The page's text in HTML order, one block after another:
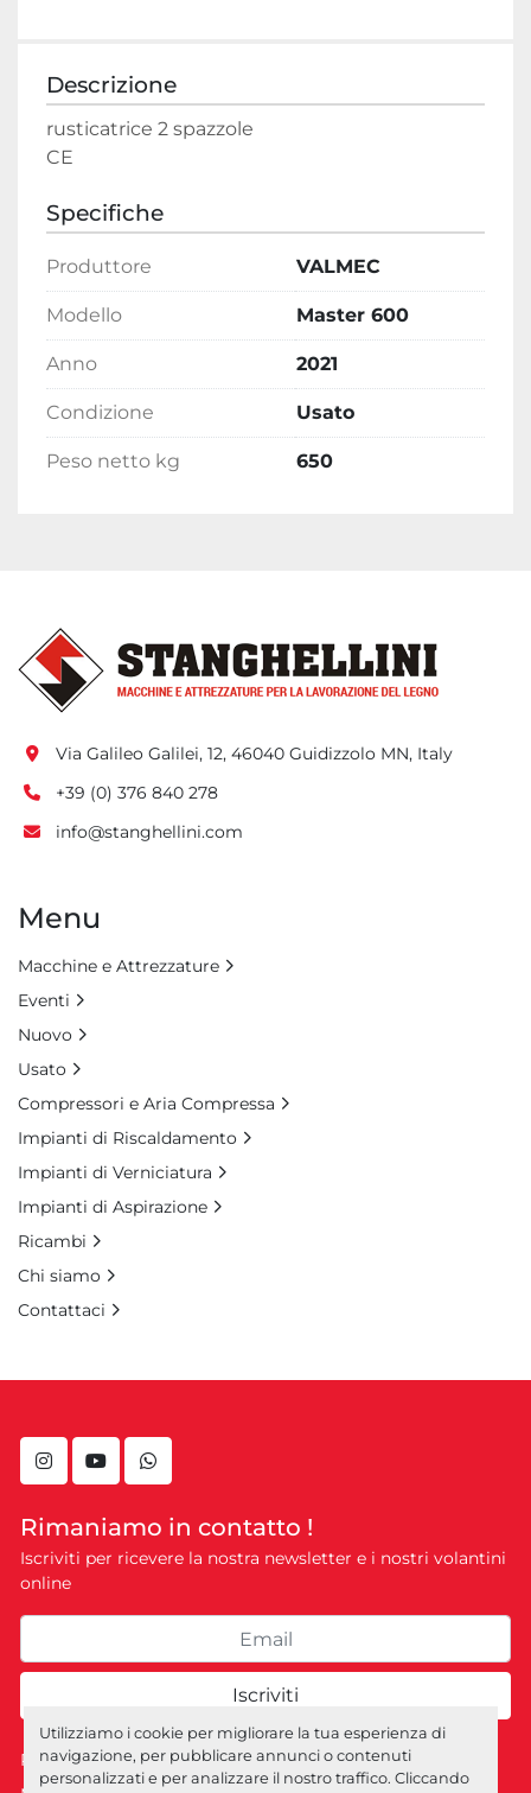
Utilizziamo i cookie per migliorare la tua esperienza di
navigazione, per pubblicare annunci o contenuti
personalizzati e per analizzare il nostro traffico. Cliccando
Descrizione
rusticatrice 2 spazzole
CE
Specifiche
Produttore VALMEC
Modello Master 600
Anno 2021
Condizione Usato
Peso netto kg 650
instagramyoutubewhatsapp
Rimaniamo in contatto !
Iscriviti per ricevere la nostra newsletter e i nostri volantini
online
Iscriviti
Personalizza le preferenze sui Cookies
Via Galileo Galilei, 12, 46040 Guidizzolo MN, Italy
+39 (0) 376 840 278
info@stanghellini.com
Menu
Macchine e Attrezzature
Eventi
Nuovo
Usato
Compressori e Aria Compressa
Impianti di Riscaldamento
Impianti di Verniciatura
Impianti di Aspirazione
Ricambi
Chi siamo
Contattaci